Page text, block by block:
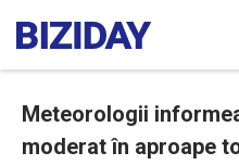
Meteorologii
moderat în aproape